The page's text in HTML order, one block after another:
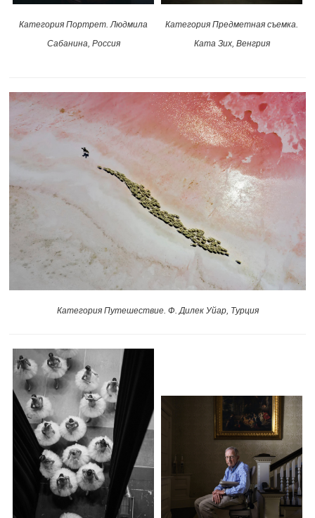
Категория Портрет. Людмила
Сабанина, Россия
Категория Предметная съемка.
Ката Зих, Венгрия
Категория Путешествие. Ф. Дилек Уйар, Турция